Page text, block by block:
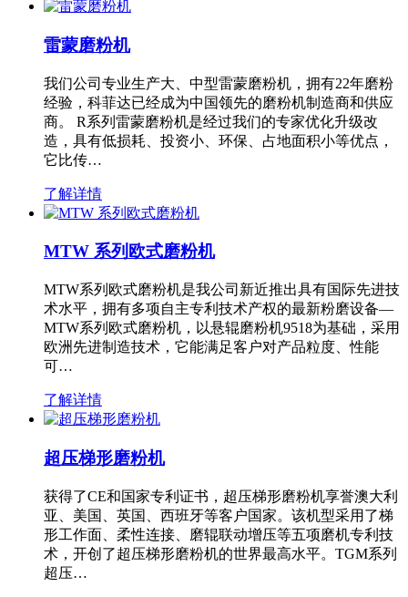
雷蒙磨粉机
我们公司专业生产大、中型雷蒙磨粉机，拥有22年磨粉
经验，科菲达已经成为中国领先的磨粉机制造商和供应
商。 R系列雷蒙磨粉机是经过我们的专家优化升级改
造，具有低损耗、投资小、环保、占地面积小等优点，
它比传…
了解详情
MTW 系列欧式磨粉机
MTW系列欧式磨粉机是我公司新近推出具有国际先进技
术水平，拥有多项自主专利技术产权的最新粉磨设备—
MTW系列欧式磨粉机，以悬辊磨粉机9518为基础，采用
欧洲先进制造技术，它能满足客户对产品粒度、性能
可…
了解详情
超压梯形磨粉机
获得了CE和国家专利证书，超压梯形磨粉机享誉澳大利
亚、美国、英国、西班牙等客户国家。该机型采用了梯
形工作面、柔性连接、磨辊联动增压等五项磨机专利技
术，开创了超压梯形磨粉机的世界最高水平。TGM系列
超压…